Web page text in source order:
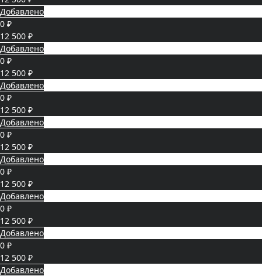
Добавлено
0 ₽
12 500 ₽
Добавлено
0 ₽
12 500 ₽
Добавлено
0 ₽
12 500 ₽
Добавлено
0 ₽
12 500 ₽
Добавлено
0 ₽
12 500 ₽
Добавлено
0 ₽
12 500 ₽
Добавлено
0 ₽
12 500 ₽
Добавлено